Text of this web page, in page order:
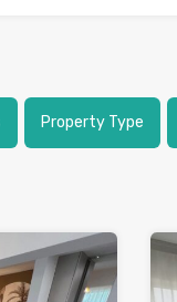
Property Type